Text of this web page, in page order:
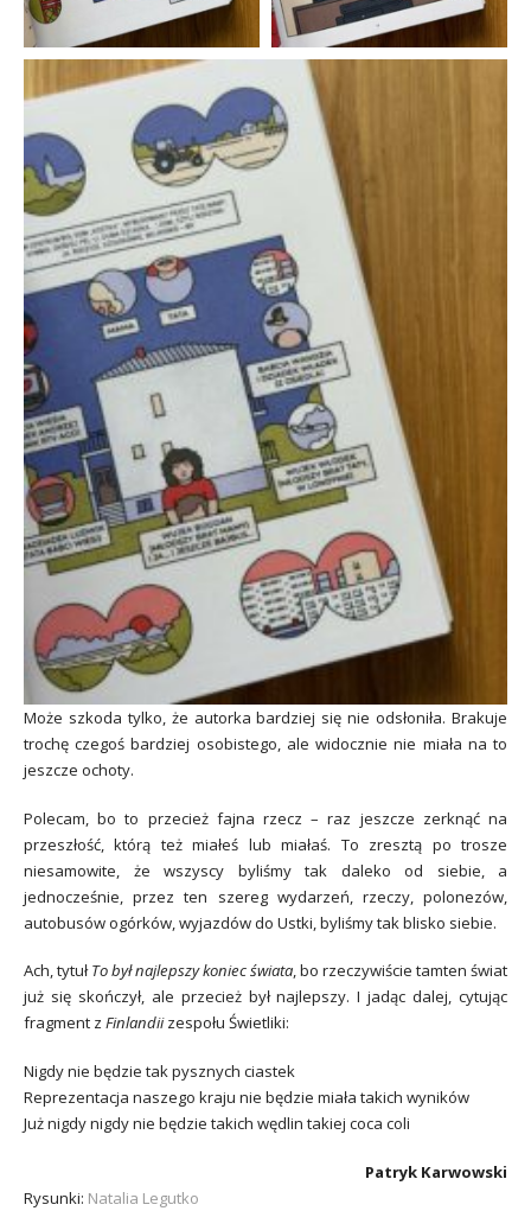
Może szkoda tylko, że autorka bardziej się nie odsłoniła. Brakuje
trochę czegoś bardziej osobistego, ale widocznie nie miała na to
jeszcze ochoty.
Polecam, bo to przecież fajna rzecz – raz jeszcze zerknąć na
przeszłość, którą też miałeś lub miałaś. To zresztą po trosze
niesamowite, że wszyscy byliśmy tak daleko od siebie, a
jednocześnie, przez ten szereg wydarzeń, rzeczy, polonezów,
autobusów ogórków, wyjazdów do Ustki, byliśmy tak blisko siebie.
Ach, tytułTo był najlepszy koniec świata, bo rzeczywiście tamten świat
już się skończył, ale przecież był najlepszy. I jadąc dalej, cytując
fragment z Finlandiizespołu Świetliki:
Nigdy nie będzie tak pysznych ciastek
Reprezentacja naszego kraju nie będzie miała takich wyników
Już nigdy nigdy nie będzie takich wędlin takiej coca coli
Patryk Karwowski
Rysunki: Natalia Legutko